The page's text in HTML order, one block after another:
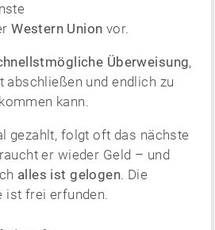
Western Union vor.
Überweisung,
abschließen und endlich zu
kann.
gezahlt, folgt oft das nächste
er wieder Geld – und
alles ist gelogen. Die
ist frei erfunden.